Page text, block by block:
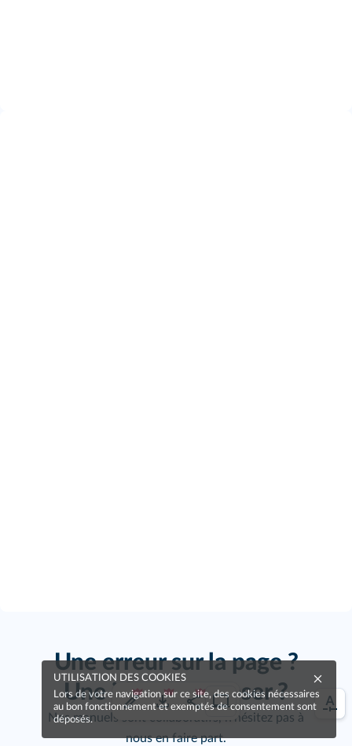
Une erreur sur la page ?
Une idée à proposer ?
Nos manuels sont collaboratifs, n'hésitez pas à
nous en faire part.
UTILISATION DES COOKIES
Lors de votre navigation sur ce site, des cookies nécessaires
au bon fonctionnement et exemptés de consentement sont
déposés.